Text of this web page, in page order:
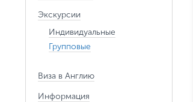
Экскурсии
Индивидуальные
Групповые
Виза в Англию
Информация